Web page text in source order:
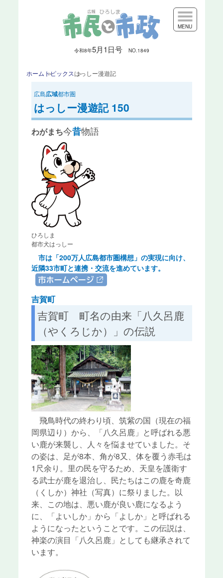
令和8年5月1日号 NO.1849
MENU
ホーム トピックスはっしー漫遊記
広島広域都市圏
はっしー漫遊記 150
わがまち今昔物語
ひろしま
都市犬はっしー
市は「200万人広島都市圏構想」の実現に向け、
近隣33市町と連携・交流を進めています。
link
吉賀町
吉賀町 町名の由来「八久呂鹿
（やくろじか）」の伝説
飛鳥時代の終わり頃、筑紫の国（現在の福
岡県辺り）から、「八久呂鹿」と呼ばれる悪
い鹿が来襲し、人々を悩ませていました。そ
の姿は、足が8本、角が8又、体を覆う赤毛は
1尺余り。里の民を守るため、天皇を護衛す
る武士が鹿を退治し、民たちはこの鹿を奇鹿
（くしか）神社（写真）に祭りました。以
来、この地は、悪い鹿が良い鹿になるよう
に、「よいしか」から「よしか」と呼ばれる
ようになったということです。この伝説は、
神楽の演目「八久呂鹿」としても継承されて
います。